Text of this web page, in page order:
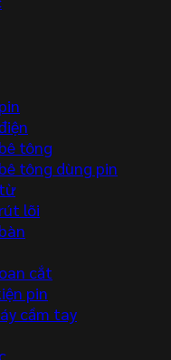
tông
tông dùng pin
lõi
cắt
pin
cầm tay